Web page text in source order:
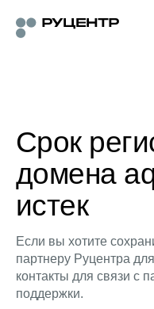
Срок
домена
истек
Если вы хотите
партнеру Руцентра
контакты для связи с
поддержки.